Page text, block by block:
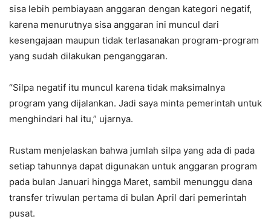
sisa lebih pembiayaan anggaran dengan kategori negatif,
karena menurutnya sisa anggaran ini muncul dari
kesengajaan maupun tidak terlasanakan program-program
yang sudah dilakukan penganggaran.
“Silpa negatif itu muncul karena tidak maksimalnya
program yang dijalankan. Jadi saya minta pemerintah untuk
menghindari hal itu,” ujarnya.
Rustam menjelaskan bahwa jumlah silpa yang ada di pada
setiap tahunnya dapat digunakan untuk anggaran program
pada bulan Januari hingga Maret, sambil menunggu dana
transfer triwulan pertama di bulan April dari pemerintah
pusat.